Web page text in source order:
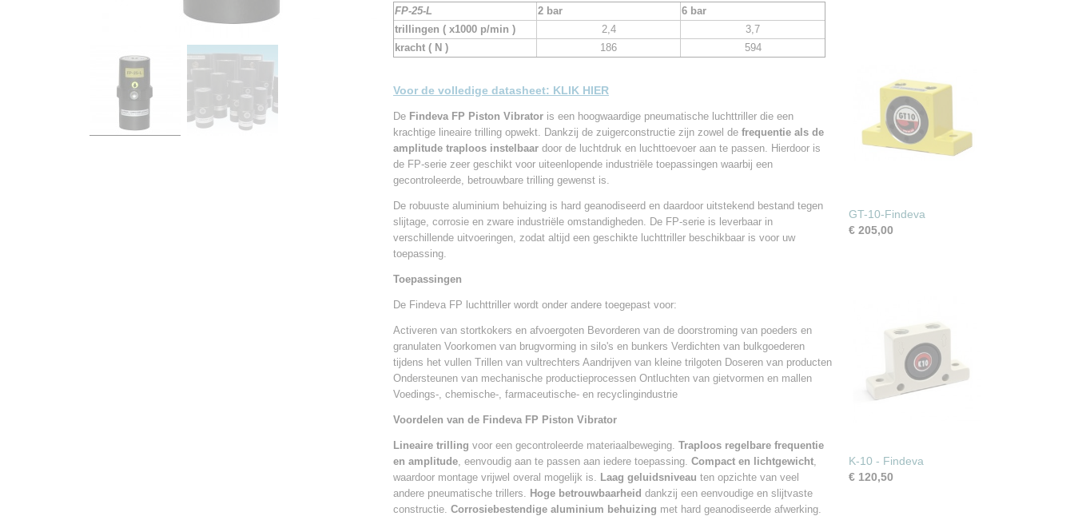
FP-25-L 2 bar
6 bar
trillingen ( x1000 p/min )
2,4
3,7
kracht ( N )
186 594
Voor de volledige datasheet: KLIK HIER
De Findeva FP Piston Vibrator is een hoogwaardige pneumatische luchttriller die een
krachtige lineaire trilling opwekt. Dankzij de zuigerconstructie zijn zowel de frequentie als de
amplitude traploos instelbaar door de luchtdruk en luchttoevoer aan te passen. Hierdoor is
de FP-serie zeer geschikt voor uiteenlopende industriële toepassingen waarbij een
gecontroleerde, betrouwbare trilling gewenst is.
De robuuste aluminium behuizing is hard geanodiseerd en daardoor uitstekend bestand tegen
slijtage, corrosie en zware industriële omstandigheden. De FP-serie is leverbaar in
verschillende uitvoeringen, zodat altijd een geschikte luchttriller beschikbaar is voor uw
toepassing.
Toepassingen
De Findeva FP luchttriller wordt onder andere toegepast voor:
Activeren van stortkokers en afvoergoten Bevorderen van de doorstroming van poeders en
granulaten Voorkomen van brugvorming in silo's en bunkers Verdichten van bulkgoederen
tijdens het vullen Trillen van vultrechters Aandrijven van kleine trilgoten Doseren van producten
Ondersteunen van mechanische productieprocessen Ontluchten van gietvormen en mallen
Voedings-, chemische-, farmaceutische- en recyclingindustrie
Voordelen van de Findeva FP Piston Vibrator
Lineaire trilling voor een gecontroleerde materiaalbeweging. Traploos regelbare frequentie
en amplitude, eenvoudig aan te passen aan iedere toepassing. Compact en lichtgewicht,
waardoor montage vrijwel overal mogelijk is. Laag geluidsniveau ten opzichte van veel
andere pneumatische trillers. Hoge betrouwbaarheid dankzij een eenvoudige en slijtvaste
constructie. Corrosiebestendige aluminium behuizing met hard geanodiseerde afwerking.
GT-10-Findeva
€ 205,00
K-10 - Findeva
€ 120,50